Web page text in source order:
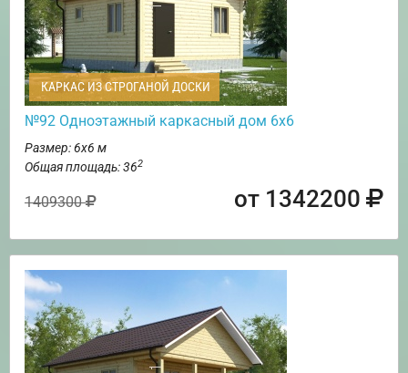
КАРКАС ИЗ СТРОГАНОЙ ДОСКИ
№92 Одноэтажный каркасный дом 6х6
Размер: 6х6 м
Общая площадь: 362
1409300 от 1342200